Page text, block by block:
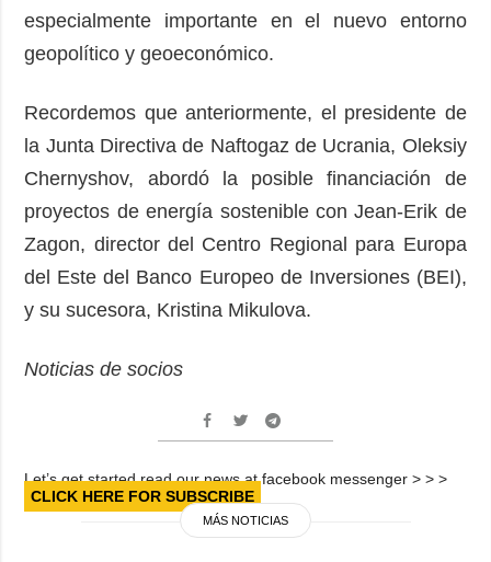
especialmente importante en el nuevo entorno
geopolítico y geoeconómico.
Recordemos que anteriormente, el presidente de
la Junta Directiva de Naftogaz de Ucrania, Oleksiy
Chernyshov, abordó la posible financiación de
proyectos de energía sostenible con Jean-Erik de
Zagon, director del Centro Regional para Europa
del Este del Banco Europeo de Inversiones (BEI),
y su sucesora, Kristina Mikulova.
Noticias de socios
Let’s get started read our news at facebook messenger > > >
CLICK HERE FOR SUBSCRIBE
MÁS NOTICIAS